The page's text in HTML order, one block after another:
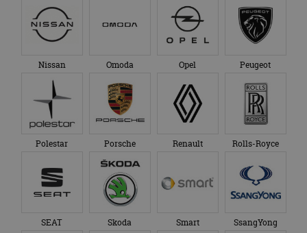
Nissan Omoda Opel Peugeot
Polestar Porsche Renault Rolls-Royce
SEAT Skoda Smart SsangYong